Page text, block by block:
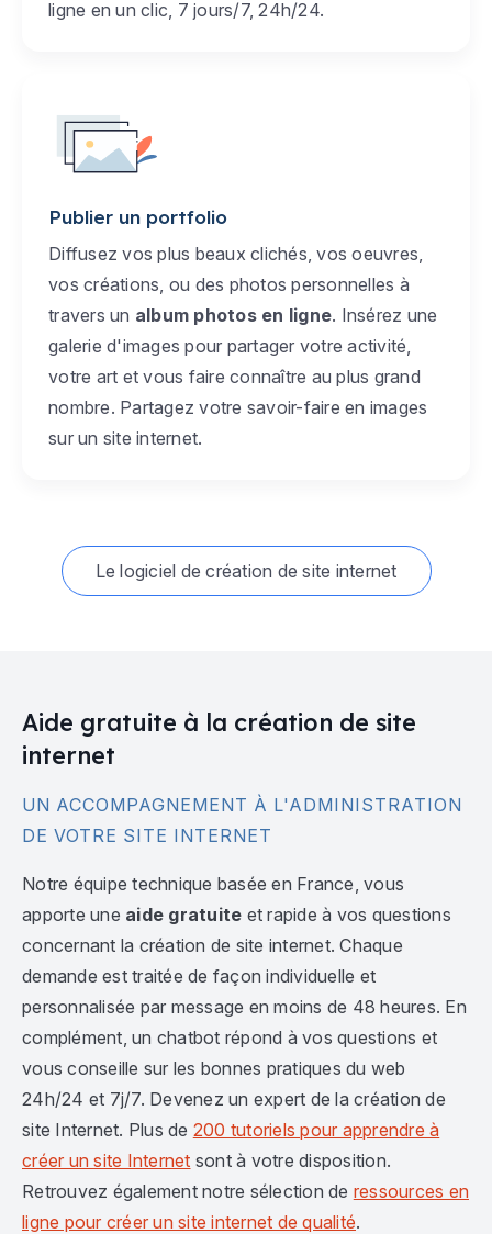
ligne en un clic, 7 jours/7, 24h/24.
Publier un portfolio
Diffusez vos plus beaux clichés, vos oeuvres,
vos créations, ou des photos personnelles à
travers un album photos en ligne. Insérez une
galerie d'images pour partager votre activité,
votre art et vous faire connaître au plus grand
nombre. Partagez votre savoir-faire en images
sur un site internet.
Le logiciel de création de site internet
Aide gratuite à la création de site
internet
UN ACCOMPAGNEMENT À L'ADMINISTRATION
DE VOTRE SITE INTERNET
Notre équipe technique basée en France, vous
apporte une aide gratuite et rapide à vos questions
concernant la création de site internet. Chaque
demande est traitée de façon individuelle et
personnalisée par message en moins de 48 heures. En
complément, un chatbot répond à vos questions et
vous conseille sur les bonnes pratiques du web
24h/24 et 7j/7. Devenez un expert de la création de
site Internet. Plus de 200 tutoriels pour apprendre à
créer un site Internet sont à votre disposition.
Retrouvez également notre sélection de ressources en
ligne pour créer un site internet de qualité.